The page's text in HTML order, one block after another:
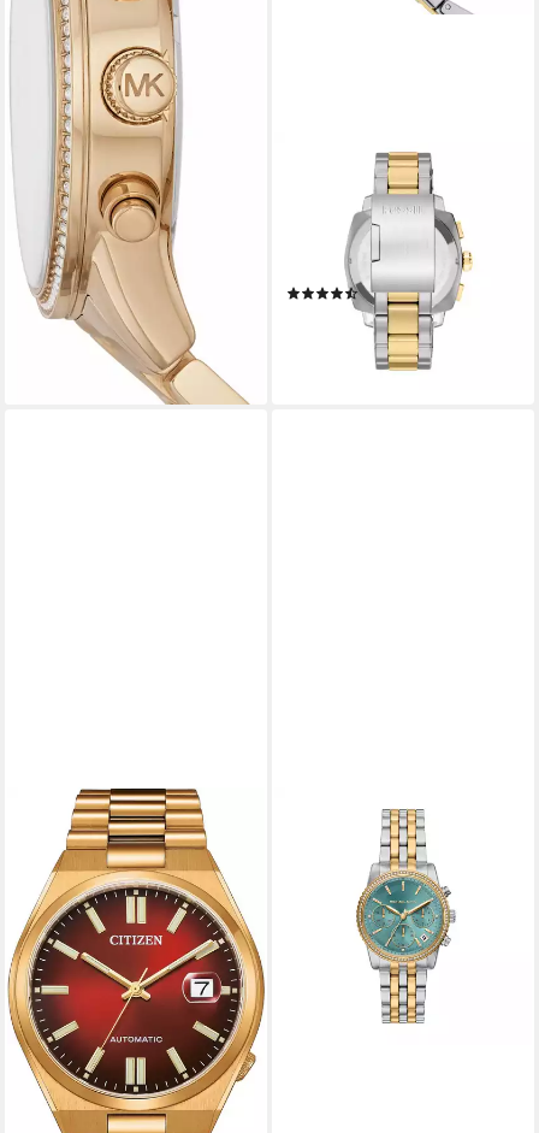
Chronograph Machine
FS6159, Quarzuhr,
Armbanduhr, Herrenuhr,
Edelstahlarmband, analog
(9)
ab 198,00 €
lieferbar - in 1-2 Werktagen bei dir